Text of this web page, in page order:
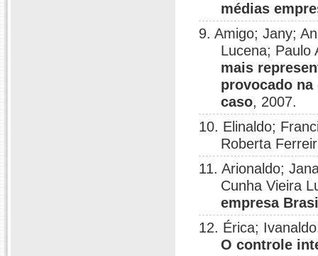
médias
9. Amigo; Jany;
Lucena;
mais
provocado
caso, 2007.
10. Elinaldo;
Roberta
11. Arionaldo;
Cunha Vieira
empresa
12. Érica;
O controle